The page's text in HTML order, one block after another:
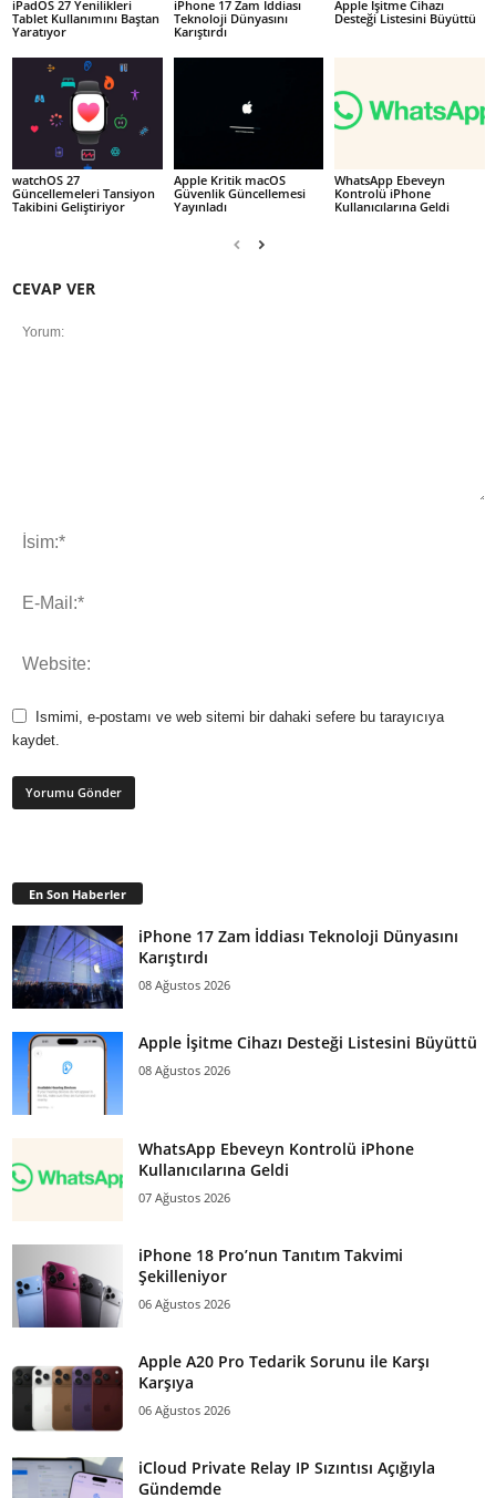
iPadOS 27 Yenilikleri
Tablet Kullanımını Baştan
Yaratıyor
iPhone 17 Zam İddiası
Teknoloji Dünyasını
Karıştırdı
Apple İşitme Cihazı
Desteği Listesini Büyüttü
watchOS 27
Güncellemeleri Tansiyon
Takibini Geliştiriyor
Apple Kritik macOS
Güvenlik Güncellemesi
Yayınladı
WhatsApp Ebeveyn
Kontrolü iPhone
Kullanıcılarına Geldi
CEVAP VER
Ismimi, e-postamı ve web sitemi bir dahaki sefere bu tarayıcıya
kaydet.
En Son Haberler
iPhone 17 Zam İddiası Teknoloji Dünyasını
Karıştırdı
08 Ağustos 2026
Apple İşitme Cihazı Desteği Listesini Büyüttü
08 Ağustos 2026
WhatsApp Ebeveyn Kontrolü iPhone
Kullanıcılarına Geldi
07 Ağustos 2026
iPhone 18 Pro’nun Tanıtım Takvimi
Şekilleniyor
06 Ağustos 2026
Apple A20 Pro Tedarik Sorunu ile Karşı
Karşıya
06 Ağustos 2026
iCloud Private Relay IP Sızıntısı Açığıyla
Gündemde